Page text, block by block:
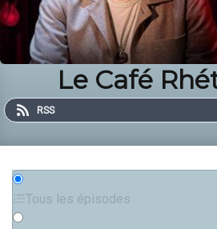
Le Café
RSS
Tous les épisodes